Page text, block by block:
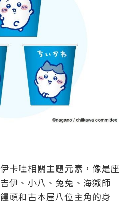
卡哇相關主題元素，像是座
伊、小八、兔兔、海獺師
頭和古本屋八位主角的身